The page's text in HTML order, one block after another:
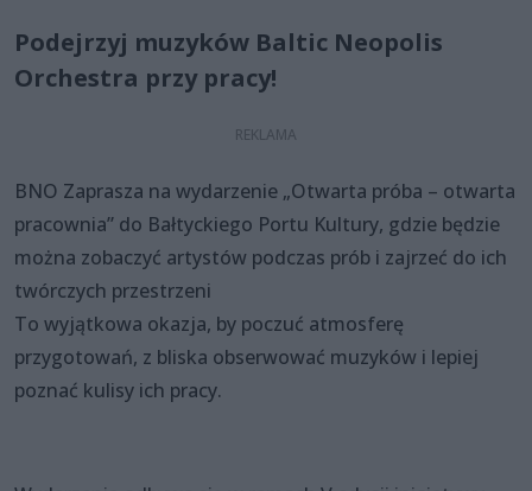
Podejrzyj muzyków Baltic Neopolis
Orchestra przy pracy!
BNO Zaprasza na wydarzenie „Otwarta próba – otwarta
pracownia” do Bałtyckiego Portu Kultury, gdzie będzie
można zobaczyć artystów podczas prób i zajrzeć do ich
twórczych przestrzeni
To wyjątkowa okazja, by poczuć atmosferę
przygotowań, z bliska obserwować muzyków i lepiej
poznać kulisy ich pracy.